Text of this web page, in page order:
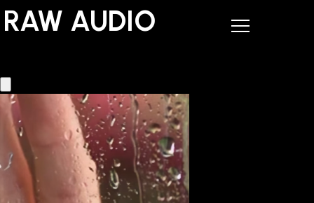
RAW AUDIO
RAW AUDIO